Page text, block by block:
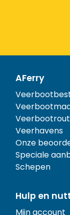
AFerry
Veerhavens
Onze
Speciale
Schepen
Hulp en
Mijn account